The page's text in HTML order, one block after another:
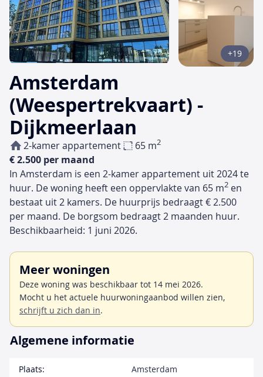
Amsterdam
(Weespertrekvaart) -
Dijkmeerlaan
2-kamer appartement 65 m2
€ 2.500 per maand
+19
In Amsterdam is een 2-kamer appartement uit 2024 te
huur. De woning heeft een oppervlakte van 65 m2 en
bestaat uit 2 kamers. De huurprijs bedraagt € 2.500
per maand. De borgsom bedraagt 2 maanden huur.
Beschikbaarheid: 1 juni 2026.
Meer woningen
Deze woning was beschikbaar tot 14 mei 2026.
Mocht u het actuele huurwoningaanbod willen zien,
schrijft u zich dan in.
Algemene informatie
Plaats:
Amsterdam